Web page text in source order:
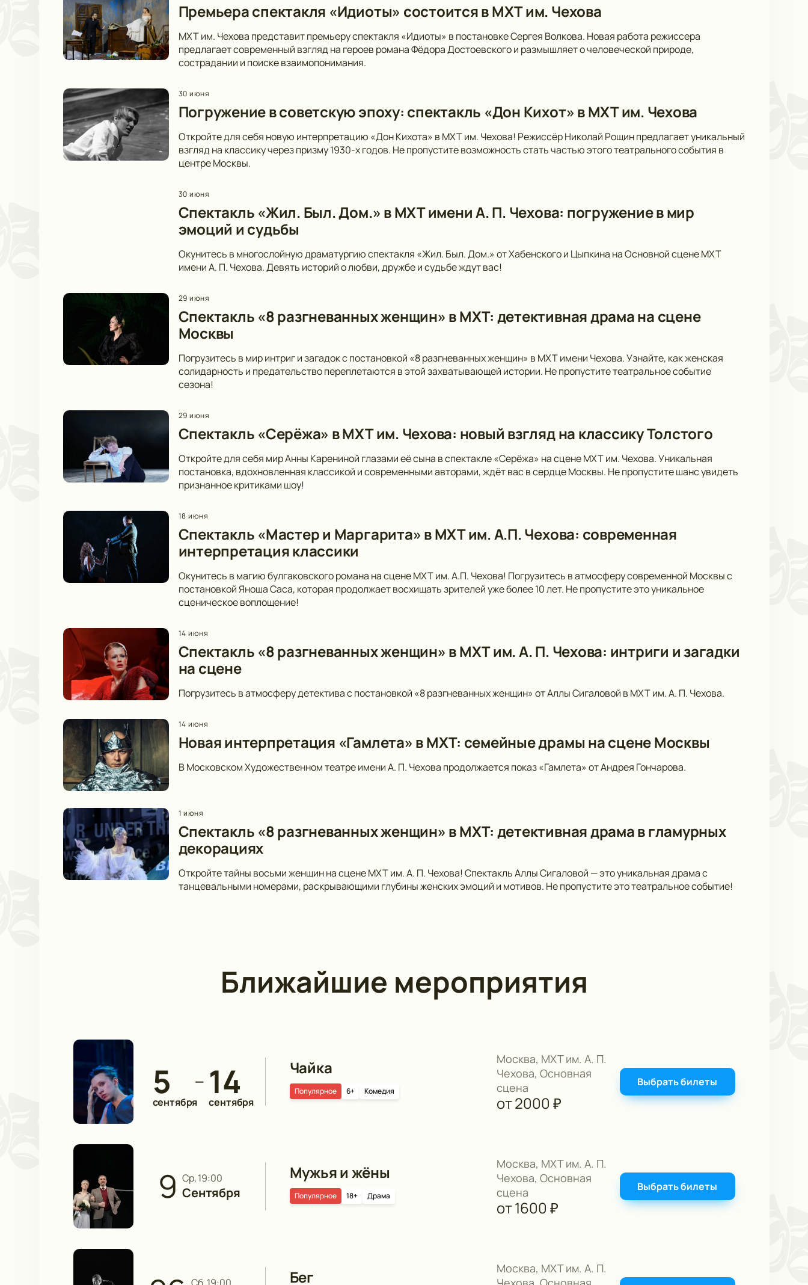
Премьера спектакля «Идиоты» состоится в МХТ им. Чехова
МХТ им. Чехова представит премьеру спектакля «Идиоты» в постановке Сергея Волкова. Новая работа режиссера
предлагает современный взгляд на героев романа Фёдора Достоевского и размышляет о человеческой природе,
сострадании и поиске взаимопонимания.
30 июня
Погружение в советскую эпоху: спектакль «Дон Кихот» в МХТ им. Чехова
Откройте для себя новую интерпретацию «Дон Кихота» в МХТ им. Чехова! Режиссёр Николай Рощин предлагает уникальный
взгляд на классику через призму 1930-х годов. Не пропустите возможность стать частью этого театрального события в
центре Москвы.
30 июня
Спектакль «Жил. Был. Дом.» в МХТ имени А. П. Чехова: погружение в мир
эмоций и судьбы
Окунитесь в многослойную драматургию спектакля «Жил. Был. Дом.» от Хабенского и Цыпкина на Основной сцене МХТ
имени А. П. Чехова. Девять историй о любви, дружбе и судьбе ждут вас!
29 июня
Спектакль «8 разгневанных женщин» в МХТ: детективная драма на сцене
Москвы
Погрузитесь в мир интриг и загадок с постановкой «8 разгневанных женщин» в МХТ имени Чехова. Узнайте, как женская
солидарность и предательство переплетаются в этой захватывающей истории. Не пропустите театральное событие
сезона!
29 июня
Спектакль «Серёжа» в МХТ им. Чехова: новый взгляд на классику Толстого
Откройте для себя мир Анны Карениной глазами её сына в спектакле «Серёжа» на сцене МХТ им. Чехова. Уникальная
постановка, вдохновленная классикой и современными авторами, ждёт вас в сердце Москвы. Не пропустите шанс увидеть
признанное критиками шоу!
18 июня
Спектакль «Мастер и Маргарита» в МХТ им. А.П. Чехова: современная
интерпретация классики
Окунитесь в магию булгаковского романа на сцене МХТ им. А.П. Чехова! Погрузитесь в атмосферу современной Москвы с
постановкой Яноша Саса, которая продолжает восхищать зрителей уже более 10 лет. Не пропустите это уникальное
сценическое воплощение!
14 июня
Спектакль «8 разгневанных женщин» в МХТ им. А. П. Чехова: интриги и загадки
на сцене
Погрузитесь в атмосферу детектива с постановкой «8 разгневанных женщин» от Аллы Сигаловой в МХТ им. А. П. Чехова.
14 июня
Новая интерпретация «Гамлета» в МХТ: семейные драмы на сцене Москвы
В Московском Художественном театре имени А. П. Чехова продолжается показ «Гамлета» от Андрея Гончарова.
1 июня
Спектакль «8 разгневанных женщин» в МХТ: детективная драма в гламурных
декорациях
Откройте тайны восьми женщин на сцене МХТ им. А. П. Чехова! Спектакль Аллы Сигаловой — это уникальная драма с
танцевальными номерами, раскрывающими глубины женских эмоций и мотивов. Не пропустите это театральное событие!
Ближайшие мероприятия
5
сентября
— 14
сентября
Чайка
6+ Комедия
Популярное
Москва, МХТ им. А. П.
Чехова, Основная
сцена
от2000 ₽
Выбрать билеты
9 ср, 19:00
Сентября
Мужья и жёны
18+ Драма
Популярное
Москва, МХТ им. А. П.
Чехова, Основная
сцена
от1600 ₽
Выбрать билеты
Бег
Москва, МХТ им. А. П.